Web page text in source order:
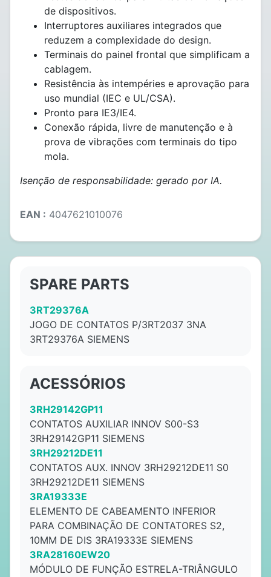
de dispositivos.
Interruptores auxiliares integrados que
reduzem a complexidade do design.
Terminais do painel frontal que simplificam a
cablagem.
Resistência às intempéries e aprovação para
uso mundial (IEC e UL/CSA).
Pronto para IE3/IE4.
Conexão rápida, livre de manutenção e à
prova de vibrações com terminais do tipo
mola.
Isenção de responsabilidade: gerado por IA.
EAN : 4047621010076
SPARE PARTS
3RT29376A
JOGO DE CONTATOS P/3RT2037 3NA
3RT29376A SIEMENS
ACESSÓRIOS
3RH29142GP11
CONTATOS AUXILIAR INNOV S00-S3
3RH29142GP11 SIEMENS
3RH29212DE11
CONTATOS AUX. INNOV 3RH29212DE11 S0
3RH29212DE11 SIEMENS
3RA19333E
ELEMENTO DE CABEAMENTO INFERIOR
PARA COMBINAÇÃO DE CONTATORES S2,
10MM DE DIS 3RA19333E SIEMENS
3RA28160EW20
MÓDULO DE FUNÇÃO ESTRELA-TRIÂNGULO